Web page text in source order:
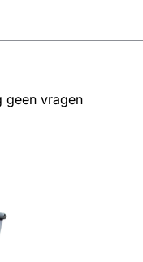
geen vragen